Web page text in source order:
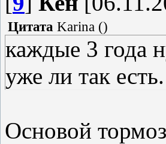
Цитата Karina ()
каждые 3 года
уже ли так
Основой